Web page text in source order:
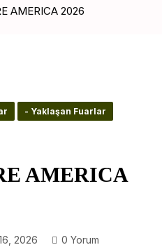
AMERICA 2026
- Yaklaşan Fuarlar
AMERICA
2026
0 Yorum